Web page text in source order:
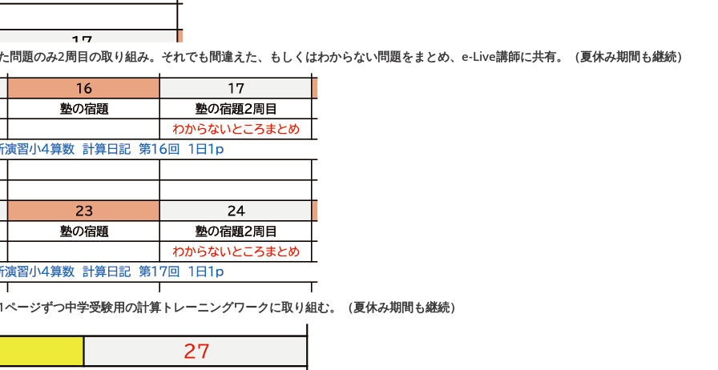
問題のみ2周目の取り組み。それでも間違えた、もしくはわからない問題をまとめ、e-Live講師に共有。（夏休み期間も継続）
ージずつ中学受験用の計算トレーニングワークに取り組む。（夏休み期間も継続）